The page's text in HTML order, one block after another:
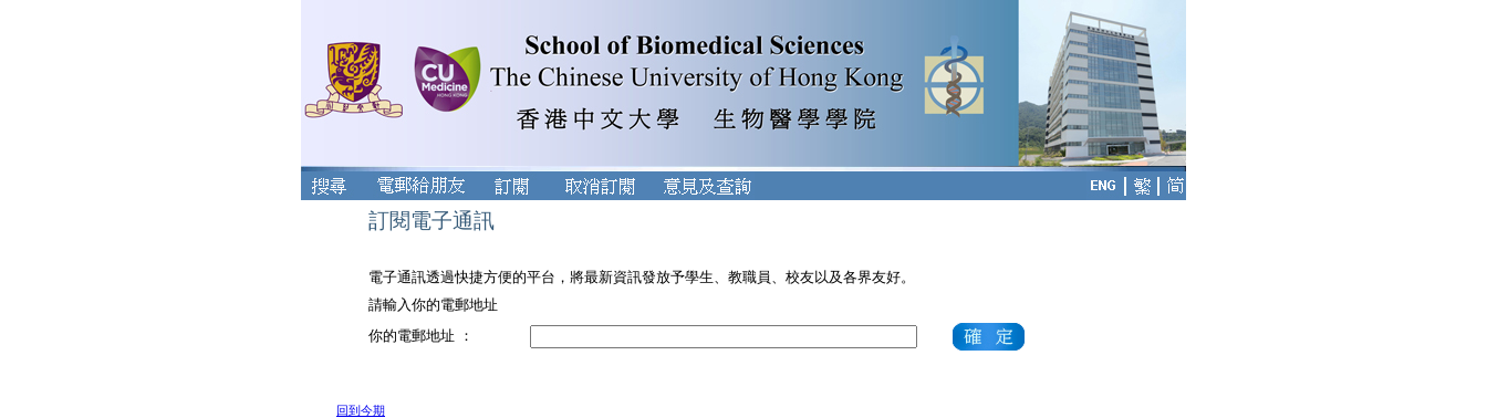
訂閱電子通訊
電子通訊透過快捷方便的平台，將最新資訊發放予學生、教職員、校友以及各界友好。
請輸入你的電郵地址
你的電郵地址 ：
回到今期